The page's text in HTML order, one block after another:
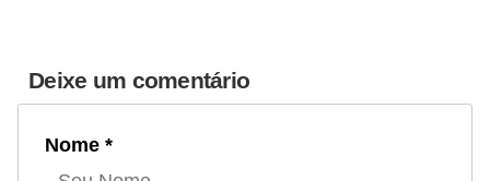
Deixe um comentário
Nome *